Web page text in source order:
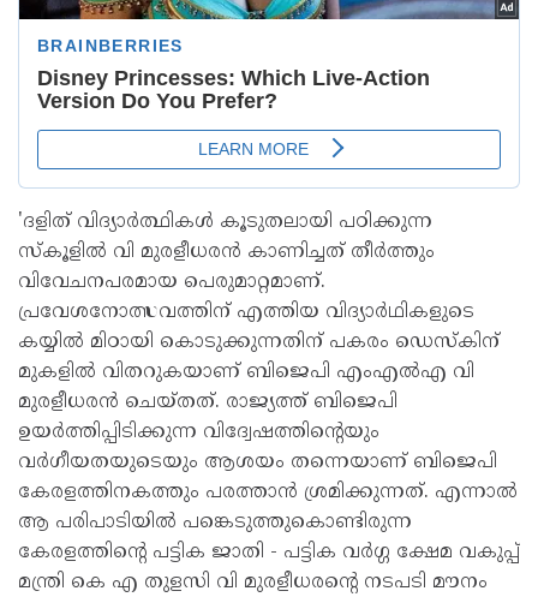
'ദളിത് വിദ്യാര്‍ത്ഥികള്‍ കൂടുതലായി പഠിക്കുന്ന
സ്‌കൂളില്‍ വി മുരളീധരന്‍ കാണിച്ചത് തീര്‍ത്തും
വിവേചനപരമായ പെരുമാറ്റമാണ്.
പ്രവേശനോത്സവത്തിന് എത്തിയ വിദ്യാര്‍ഥികളുടെ
കയ്യില്‍ മിഠായി കൊടുക്കുന്നതിന് പകരം ഡെസ്‌കിന്
മുകളില്‍ വിതറുകയാണ് ബിജെപി എംഎല്‍എ വി
മുരളീധരന്‍ ചെയ്തത്. രാജ്യത്ത് ബിജെപി
ഉയര്‍ത്തിപ്പിടിക്കുന്ന വിദ്വേഷത്തിന്റെയും
വര്‍ഗീയതയുടെയും ആശയം തന്നെയാണ് ബിജെപി
കേരളത്തിനകത്തും പരത്താന്‍ ശ്രമിക്കുന്നത്. എന്നാല്‍
ആ പരിപാടിയില്‍ പങ്കെടുത്തുകൊണ്ടിരുന്ന
കേരളത്തിന്റെ പട്ടിക ജാതി - പട്ടിക വര്‍ഗ്ഗ ക്ഷേമ വകുപ്പ്
മന്ത്രി കെ എ തുളസി വി മുരളീധരന്റെ നടപടി മൗനം